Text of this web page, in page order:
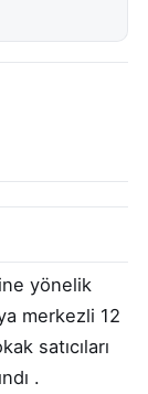
yönelik
merkezli 12
satıcıları
.